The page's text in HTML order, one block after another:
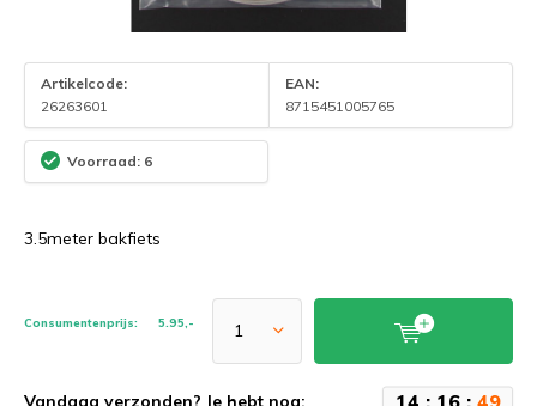
Artikelcode:
26263601
EAN:
8715451005765
Voorraad: 6
3.5meter bakfiets
Consumentenprijs: 5.95,-
Vandaag verzonden? Je hebt nog: 14 : 16: 49